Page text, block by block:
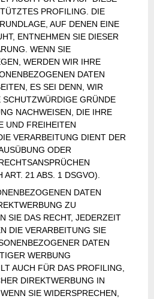
PROFILING. DIE
AUF DENEN EINE
ENTNEHMEN SIE DIESER
WENN SIE
WERDEN WIR IHRE
DATEN
ES SEI DENN, WIR
GRÜNDE
NACHWEISEN, DIE IHRE
UND FREIHEITEN
VERARBEITUNG DIENT DER
ODER
21 ABS. 1 DSGVO).
DATEN
ZU
SIE DAS RECHT, JEDERZEIT
DIE VERARBEITUNG SIE
DATEN
WERBUNG
AUCH FÜR DAS PROFILING,
DIREKTWERBUNG IN
SIE WIDERSPRECHEN,